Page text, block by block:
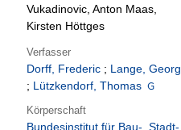
Vukadinovic, Anton Maas,
Kirsten Höttges
Verfasser
Dorff, Frederic ; Lange, Georg
; Lützkendorf, Thomas
Körperschaft
Bundesinstitut für Bau-, Stadt-